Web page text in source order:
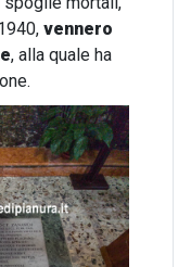
vennero
, alla quale ha